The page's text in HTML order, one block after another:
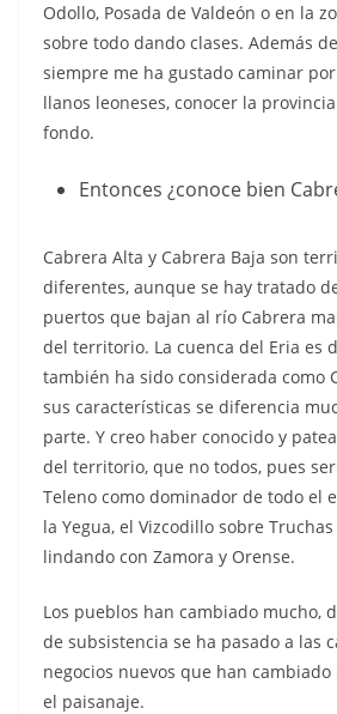
Odollo, Posada de Valdeón o en la
sobre todo dando clases. Además
siempre me ha gustado caminar
llanos leoneses, conocer la
fondo.
Entonces ¿conoce bien
Cabrera Alta y Cabrera Baja son
diferentes, aunque se hay tratado
puertos que bajan al río Cabrera
del territorio. La cuenca del Eria es
también ha sido considerada como
sus características se diferencia
parte. Y creo haber conocido y
del territorio, que no todos, pues
Teleno como dominador de todo el
la Yegua, el Vizcodillo sobre
lindando con Zamora y Orense.
Los pueblos han cambiado mucho,
de subsistencia se ha pasado a las
negocios nuevos que han
el paisanaje.